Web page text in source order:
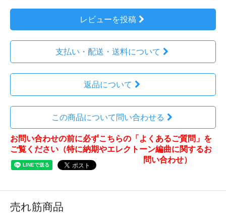
レビューを投稿
支払い・配送・送料について
返品について
この商品について問い合わせる
お問い合わせの前に必ずこちらの「よくあるご質問」を
ご覧ください（特に納期やエレクトーン編曲に関するお
問い合わせ）
売れ筋商品